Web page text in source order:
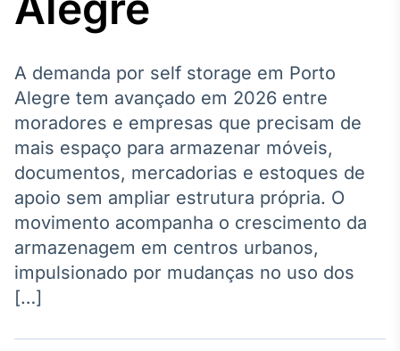
Broadcast
Político
Os bastidores da
política em
tempo real
Broadcast
no Brasil
A demanda por self storage em Porto
Alegre tem avançado em 2026 entre
moradores e empresas que precisam de
mais espaço para armazenar móveis,
documentos, mercadorias e estoques de
apoio sem ampliar estrutura própria. O
movimento acompanha o crescimento da
armazenagem em centros urbanos,
impulsionado por mudanças no uso dos
[…]